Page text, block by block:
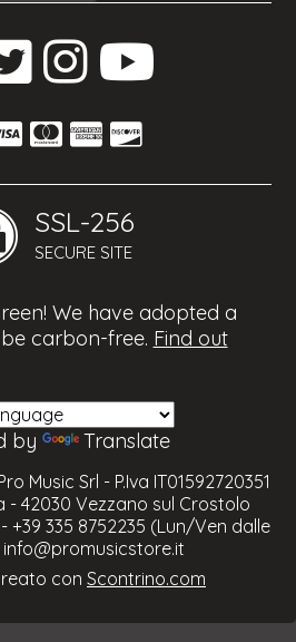
SSL-256
SECURE SITE
We have adopted a
carbon-free. Find out
by Translate
Music Srl - P.Iva IT01592720351
- 42030 Vezzano sul Crostolo
+39 335 8752235 (Lun/Ven dalle
info@promusicstore.it
con Scontrino.com